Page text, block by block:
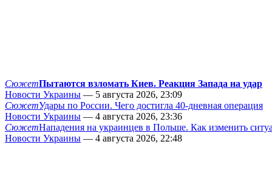
СюжетПытаются взломать Киев. Реакция Запада на удар
Новости Украины — 5 августа 2026, 23:09
СюжетУдары по России. Чего достигла 40-дневная операция
Новости Украины — 4 августа 2026, 23:36
СюжетНападения на украинцев в Польше. Как изменить
Новости Украины — 4 августа 2026, 22:48